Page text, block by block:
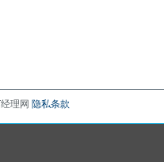
理网 隐私条款